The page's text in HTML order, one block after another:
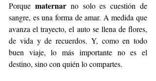
Porque maternar no solo es cuestión de
sangre, es una forma de amar. A medida que
avanza el trayecto, el auto se llena de flores,
de vida y de recuerdos. Y, como en todo
buen viaje, lo más importante no es el
destino, sino con quién lo compartes.